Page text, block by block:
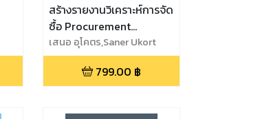
สร้างรายงานวิเคราะห์การจัด
ซื้อ Procurement
Analysis Dashboard
เสนอ อุโคตร,Saner Ukort
799.00 ฿